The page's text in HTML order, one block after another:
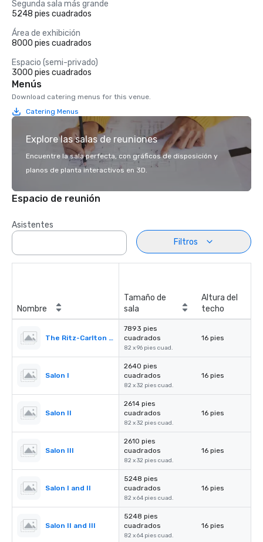
Segunda sala más grande
5248 pies cuadrados
Área de exhibición
8000 pies cuadrados
Espacio (semi-privado)
3000 pies cuadrados
Menús
Download catering menus for this venue.
Catering Menus
Explore las salas de reuniones
Encuentre la sala perfecta, con gráficos de disposición y
planos de planta interactivos en 3D.
Espacio de reunión
Asistentes
Filtros
Nombre
Tamaño de
sala
Altura del
techo
The Ritz-Carlton Ballroom
7893 pies
cuadrados
82 x 96 pies cuad.
16 pies
Salon I
2640 pies
cuadrados
82 x 32 pies cuad.
16 pies
Salon II
2614 pies
cuadrados
82 x 32 pies cuad.
16 pies
Salon III
2610 pies
cuadrados
82 x 32 pies cuad.
16 pies
Salon I and II
5248 pies
cuadrados
82 x 64 pies cuad.
16 pies
Salon II and III
5248 pies
cuadrados
82 x 64 pies cuad.
16 pies